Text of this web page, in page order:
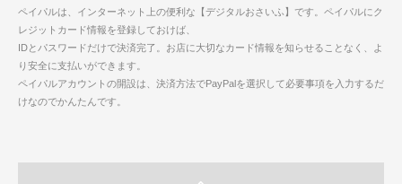
ペイパルは、インターネット上の便利な【デジタルおさいふ】です。ペイパルにク
レジットカード情報を登録しておけば、
IDとパスワードだけで決済完了。お店に大切なカード情報を知らせることなく、よ
り安全に支払いができます。
ペイパルアカウントの開設は、決済方法でPayPalを選択して必要事項を入力するだ
けなのでかんたんです。